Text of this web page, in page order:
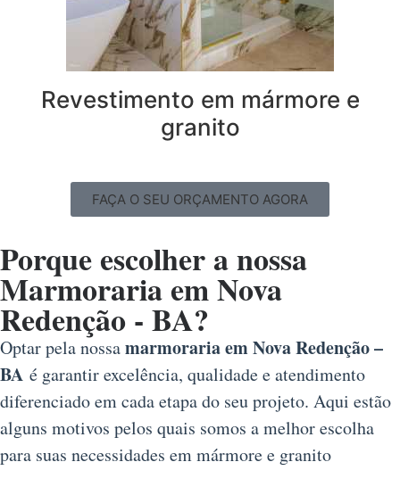
Revestimento em mármore e
granito
FAÇA O SEU ORÇAMENTO AGORA
Porque escolher a nossa
Marmoraria em Nova
Redenção - BA?
Optar pela nossamarmoraria em Nova Redenção –
BA é garantir excelência, qualidade e atendimento
diferenciado em cada etapa do seu projeto. Aqui estão
alguns motivos pelos quais somos a melhor escolha
para suas necessidades em mármore e granito